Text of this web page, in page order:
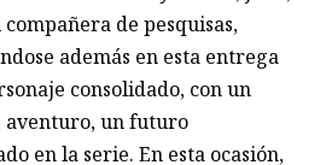
de pesquisas,
además en esta entrega
consolidado, con un
aventuro, un futuro
en la serie. En esta ocasión,